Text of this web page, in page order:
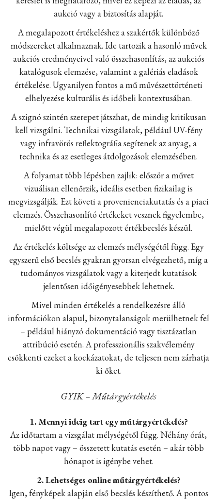
aukció vagy a biztosítás alapját.
A megalapozott értékeléshez a szakértők különböző
módszereket alkalmaznak. Ide tartozik a hasonló művek
aukciós eredményeivel való összehasonlítás, az aukciós
katalógusok elemzése, valamint a galériás eladások
értékelése. Ugyanilyen fontos a mű művészettörténeti
elhelyezése kulturális és időbeli kontextusában.
A szignó szintén szerepet játszhat, de mindig kritikusan
kell vizsgálni. Technikai vizsgálatok, például UV-fény
vagy infravörös reflektográfia segítenek az anyag, a
technika és az esetleges átdolgozások elemzésében.
A folyamat több lépésben zajlik: először a művet
vizuálisan ellenőrzik, ideális esetben fizikailag is
megvizsgálják. Ezt követi a provenienciakutatás és a piaci
elemzés. Összehasonlító értékeket vesznek figyelembe,
mielőtt végül megalapozott értékbecslés készül.
Az értékelés költsége az elemzés mélységétől függ. Egy
egyszerű első becslés gyakran gyorsan elvégezhető, míg a
tudományos vizsgálatok vagy a kiterjedt kutatások
jelentősen időigényesebbek lehetnek.
Mivel minden értékelés a rendelkezésre álló
információkon alapul, bizonytalanságok merülhetnek fel
– például hiányzó dokumentáció vagy tisztázatlan
attribúció esetén. A professzionális szakvélemény
csökkenti ezeket a kockázatokat, de teljesen nem zárhatja
ki őket.
GYIK – Műtárgyértékelés
1. Mennyi ideig tart egy műtárgyértékelés?
Az időtartam a vizsgálat mélységétől függ. Néhány órát,
több napot vagy – összetett kutatás esetén – akár több
hónapot is igénybe vehet.
2. Lehetséges online műtárgyértékelés?
Igen, fényképek alapján első becslés készíthető. A pontos